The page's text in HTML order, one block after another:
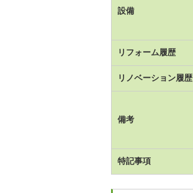
設備
リフォーム履歴
リノベーション履歴
備考
特記事項